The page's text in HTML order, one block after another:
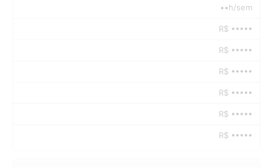
••h/sem
R$ •••••
R$ •••••
R$ •••••
R$ •••••
R$ •••••
R$ •••••